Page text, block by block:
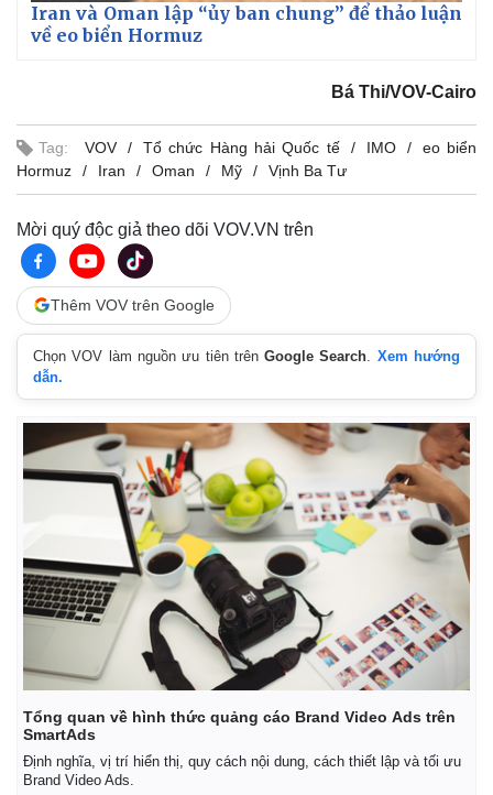
Iran và Oman lập “ủy ban chung” để thảo luận
về eo biển Hormuz
Bá Thi/VOV-Cairo
Tag: VOV Tổ chức Hàng hải Quốc tế IMO
eo biển
Hormuz
Iran Oman Mỹ Vịnh Ba Tư
Mời quý độc giả theo dõi VOV.VN trên
Thêm VOV trên Google
Chọn VOV làm nguồn ưu tiên trênGoogle Search
Xem hướng
dẫn.
Tổng quan về hình thức quảng cáo Brand Video Ads trên
SmartAds
Định nghĩa, vị trí hiển thị, quy cách nội dung, cách thiết lập và tối ưu
Brand Video Ads.